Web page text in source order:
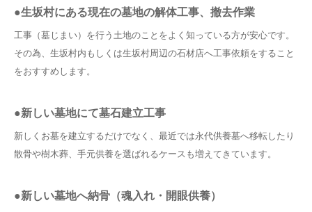
●生坂村にある現在の墓地の解体工事、撤去作業
工事（墓じまい）を行う土地のことをよく知っている方が安心です。
その為、生坂村内もしくは生坂村周辺の石材店へ工事依頼をすること
をおすすめします。
●新しい墓地にて墓石建立工事
新しくお墓を建立するだけでなく、最近では永代供養墓へ移転したり
散骨や樹木葬、手元供養を選ばれるケースも増えてきています。
●新しい墓地へ納骨（魂入れ・開眼供養）